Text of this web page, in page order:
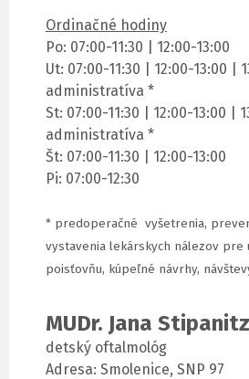
Ordinačné hodiny
Po: 07:00-11:30 | 12:00-13:00
Ut: 07:00-11:30 | 12:00-13:00 |
administratíva *
St: 07:00-11:30 | 12:00-13:00 |
administratíva *
Št: 07:00-11:30 | 12:00-13:00
Pi: 07:00-12:30
* predoperačné vyšetrenia,
vystavenia lekárskych nálezov pre
poisťovňu, kúpeľné návrhy,
MUDr. Jana
detský oftalmológ
Adresa: Smolenice, SNP 97